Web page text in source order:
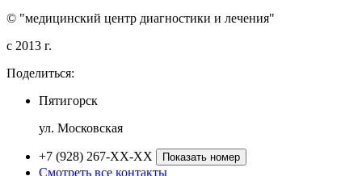
© "медицинский центр диагностики и лечения"
c 2013 г.
Поделиться:
Пятигорск
ул. Московская
+7 (928) 267-XX-XX Показать номер
Смотреть все контакты